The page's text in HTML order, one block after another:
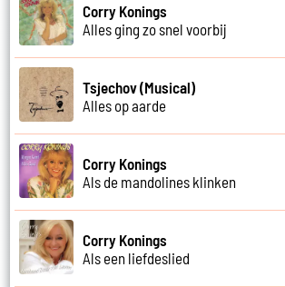
Corry Konings
Alles ging zo snel voorbij
Tsjechov (Musical)
Alles op aarde
Corry Konings
Als de mandolines klinken
Corry Konings
Als een liefdeslied